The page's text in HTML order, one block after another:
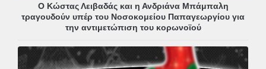
Ο Κώστας Λειβαδάς και η Ανδριάνα Μπάμπαλη
τραγουδούν υπέρ του Νοσοκομείου Παπαγεωργίου για
την αντιμετώπιση του κορωνοϊού